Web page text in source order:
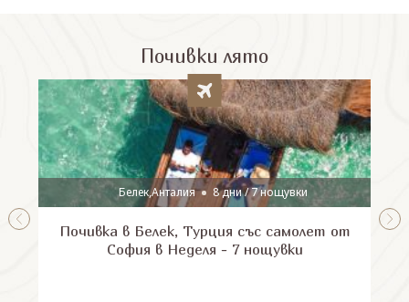
Почивки лято
Белек,Анталия 8 дни / 7 нощувки
Почивка в Белек, Турция със самолет от
София в Неделя - 7 нощувки